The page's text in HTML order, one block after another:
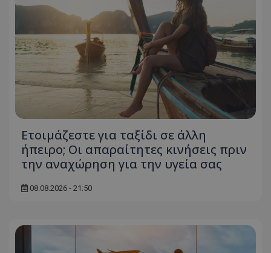
Ετοιμάζεστε για ταξίδι σε άλλη
ήπειρο; Οι απαραίτητες κινήσεις πριν
την αναχώρηση για την υγεία σας
08.08.2026 - 21:50